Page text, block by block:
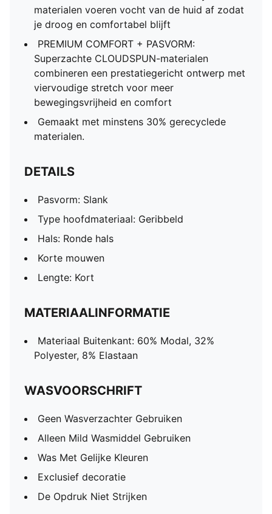
materialen voeren vocht van de huid af zodat
je droog en comfortabel blijft
PREMIUM COMFORT + PASVORM:
Superzachte CLOUDSPUN-materialen
combineren een prestatiegericht ontwerp met
viervoudige stretch voor meer
bewegingsvrijheid en comfort
Gemaakt met minstens 30% gerecyclede
materialen.
DETAILS
Pasvorm: Slank
Type hoofdmateriaal: Geribbeld
Hals: Ronde hals
Korte mouwen
Lengte: Kort
MATERIAALINFORMATIE
Materiaal Buitenkant: 60% Modal, 32%
Polyester, 8% Elastaan
WASVOORSCHRIFT
Geen Wasverzachter Gebruiken
Alleen Mild Wasmiddel Gebruiken
Was Met Gelijke Kleuren
Exclusief decoratie
De Opdruk Niet Strijken